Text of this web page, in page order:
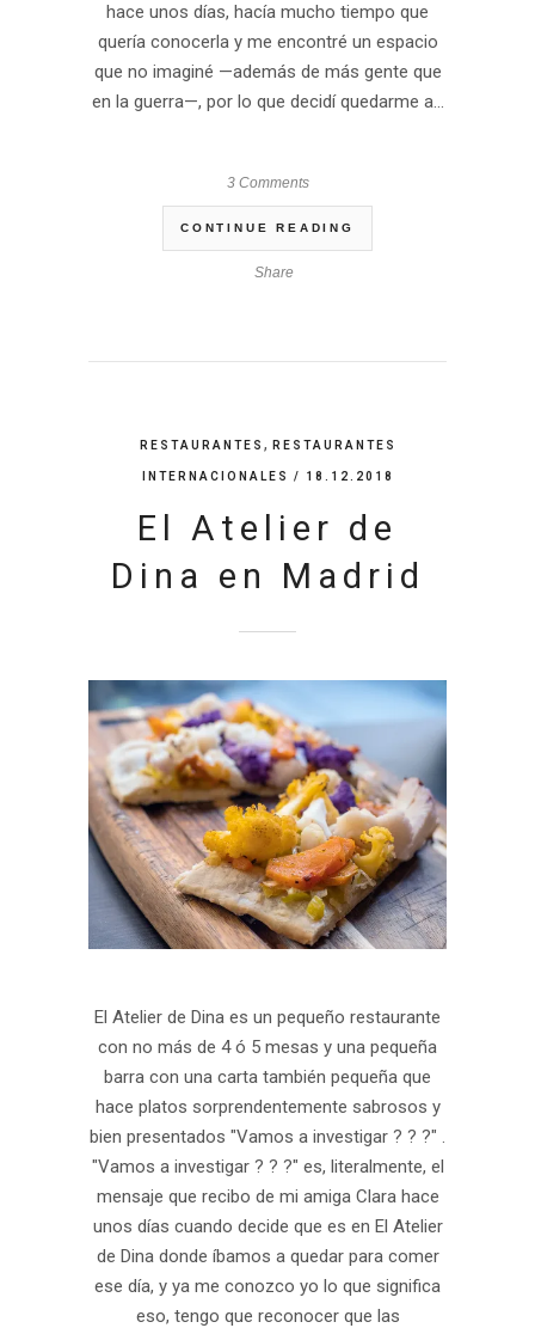
hace unos días, hacía mucho tiempo que
quería conocerla y me encontré un espacio
que no imaginé —además de más gente que
en la guerra—, por lo que decidí quedarme a...
3 Comments
CONTINUE READING
Share
RESTAURANTES , RESTAURANTES
INTERNACIONALES / 18.12.2018
El Atelier de
Dina en Madrid
El Atelier de Dina es un pequeño restaurante
con no más de 4 ó 5 mesas y una pequeña
barra con una carta también pequeña que
hace platos sorprendentemente sabrosos y
bien presentados "Vamos a investigar ? ? ?" .
"Vamos a investigar ? ? ?" es, literalmente, el
mensaje que recibo de mi amiga Clara hace
unos días cuando decide que es en El Atelier
de Dina donde íbamos a quedar para comer
ese día, y ya me conozco yo lo que significa
eso, tengo que reconocer que las